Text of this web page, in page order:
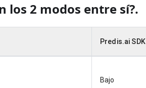
los 2 modos entre sí?.
Predis.ai SDK
Bajo